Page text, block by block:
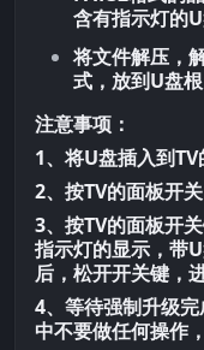
含有指示灯的U
将文件解压，
式，放到U盘
注意事项：
1、将U盘插入到TV
2、按TV的面板开
3、按TV的面板开
指示灯的显示，带
后，松开开关键，
4、等待强制升级
中不要做任何操作